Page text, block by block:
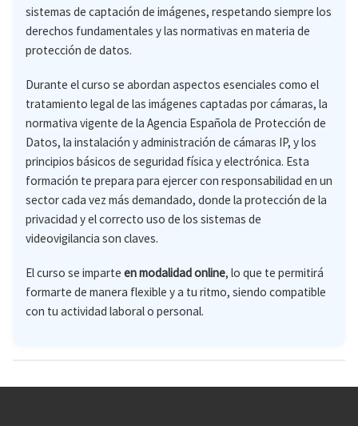
sistemas de captación de imágenes, respetando siempre los
derechos fundamentales y las normativas en materia de
protección de datos.
Durante el curso se abordan aspectos esenciales como el
tratamiento legal de las imágenes captadas por cámaras, la
normativa vigente de la Agencia Española de Protección de
Datos, la instalación y administración de cámaras IP, y los
principios básicos de seguridad física y electrónica. Esta
formación te prepara para ejercer con responsabilidad en un
sector cada vez más demandado, donde la protección de la
privacidad y el correcto uso de los sistemas de
videovigilancia son claves.
El curso se imparte en modalidad online, lo que te permitirá
formarte de manera flexible y a tu ritmo, siendo compatible
con tu actividad laboral o personal.